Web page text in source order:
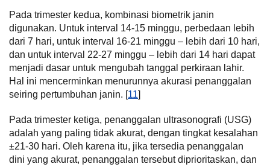
Pada trimester kedua, kombinasi biometrik janin
digunakan. Untuk interval 14-15 minggu, perbedaan lebih
dari 7 hari, untuk interval 16-21 minggu – lebih dari 10 hari,
dan untuk interval 22-27 minggu – lebih dari 14 hari dapat
menjadi dasar untuk mengubah tanggal perkiraan lahir.
Hal ini mencerminkan menurunnya akurasi penanggalan
seiring pertumbuhan janin. [11]
Pada trimester ketiga, penanggalan ultrasonografi (USG)
adalah yang paling tidak akurat, dengan tingkat kesalahan
±21-30 hari. Oleh karena itu, jika tersedia penanggalan
dini yang akurat, penanggalan tersebut diprioritaskan, dan